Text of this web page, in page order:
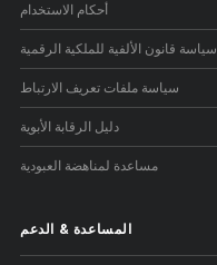
أحكام الاستخدام
سياسة قانون الألفية للملكية الرقمية
سياسة ملفات تعريف الارتباط
دليل الرقابة الأبوية
مساعدة لمناهضة العبودية
المساعدة & الدعم